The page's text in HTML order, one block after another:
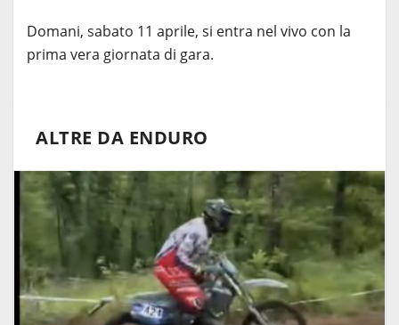
Domani, sabato 11 aprile, si entra nel vivo con la
prima vera giornata di gara.
ALTRE DA ENDURO